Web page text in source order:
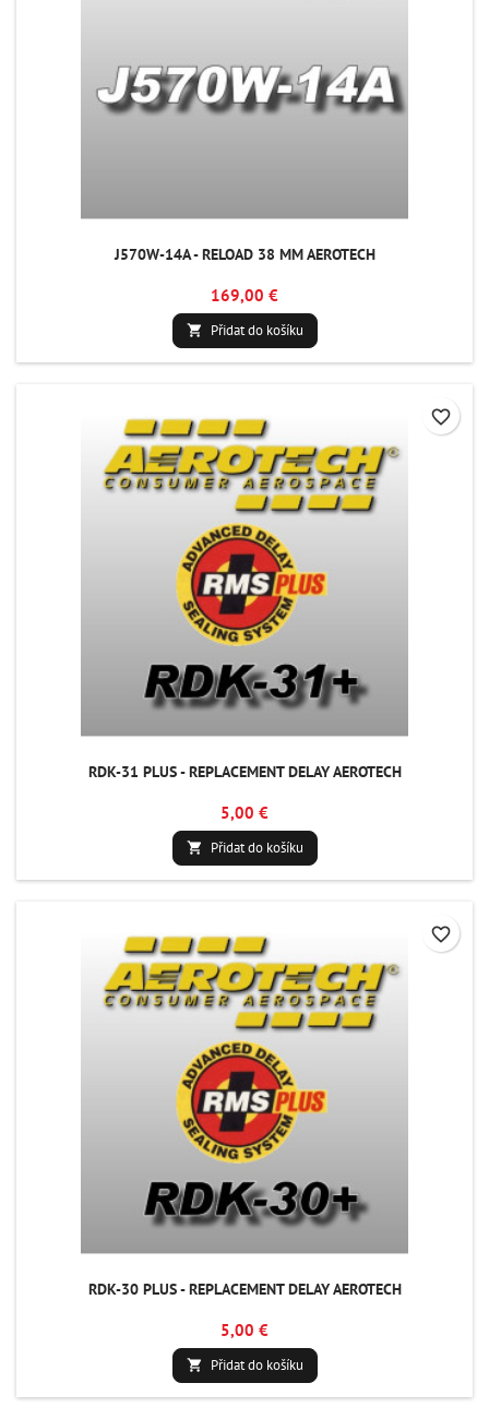
J570W-14A - RELOAD 38 MM AEROTECH
169,00 €
 Přidat do košíku
RDK-31 PLUS - REPLACEMENT DELAY AEROTECH
5,00 €
 Přidat do košíku
favorite_border
RDK-30 PLUS - REPLACEMENT DELAY AEROTECH
5,00 €
 Přidat do košíku
favorite_border